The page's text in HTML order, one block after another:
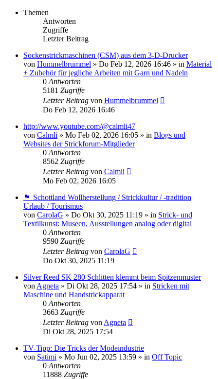
Themen
Antworten
Zugriffe
Letzter Beitrag
Sockenstrickmaschinen (CSM) aus dem 3-D-Drucker
von Hummelbrummel » Do Feb 12, 2026 16:46 » in Material
+ Zubehör für jegliche Arbeiten mit Garn und Nadeln
0 Antworten
5181 Zugriffe
Letzter Beitrag von Hummelbrummel
Do Feb 12, 2026 16:46
http://www.youtube.com/@calmli47
von Calmli » Mo Feb 02, 2026 16:05 » in Blogs und
Websites der Strickforum-Mitglieder
0 Antworten
8562 Zugriffe
Letzter Beitrag von Calmli
Mo Feb 02, 2026 16:05
🏴󠁧󠁢󠁳󠁣󠁴󠁿 Schottland Wollherstellung / Strickkultur / -tradition
Urlaub / Tourismus
von CarolaG » Do Okt 30, 2025 11:19 » in Strick- und
Textilkunst: Museen, Ausstellungen analog oder digital
0 Antworten
9590 Zugriffe
Letzter Beitrag von CarolaG
Do Okt 30, 2025 11:19
Silver Reed SK 280 Schlitten klemmt beim Spitzenmuster
von Agneta » Di Okt 28, 2025 17:54 » in Stricken mit
Maschine und Handstrickapparat
0 Antworten
3663 Zugriffe
Letzter Beitrag von Agneta
Di Okt 28, 2025 17:54
TV-Tipp: Die Tricks der Modeindustrie
von Satimi » Mo Jun 02, 2025 13:59 » in Off Topic
0 Antworten
11888 Zugriffe